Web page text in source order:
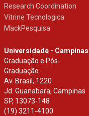
Research Coordination
Vitrine Tecnologica
MackPesquisa
Universidade - Campinas
Graduação e Pós-
Graduação
Av. Brasil, 1220
Jd. Guanabara, Campinas
SP, 13073-148
(19) 3211-4100